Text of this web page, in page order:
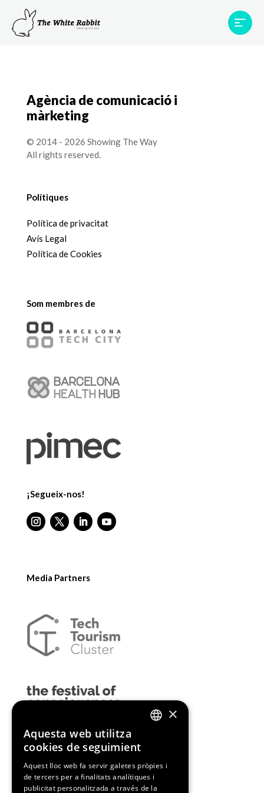
Projectes
Agència de comunicació i
màrketing
© 2014 - 2026 Showing The Way
All rights reserved.
Polítiques
Política de privacitat
Avís Legal
Política de Cookies
Som membres de
¡Segueix-nos!
Media Partners
CATALAN
×
Aquesta web utilitza
cookies de seguimient
Aquest lloc web fa servir galetes pròpies i
de tercers per a finalitats analítiques i
publicitat personalitzada a través de la